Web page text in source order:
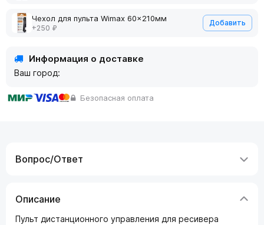
Чехол для пульта Wimax 60x210мм
+250 ₽
Добавить
Информация о доставке
Ваш город:
Безопасная оплата
Вопрос/Ответ
Описание
Пульт дистанционного управления для ресивера